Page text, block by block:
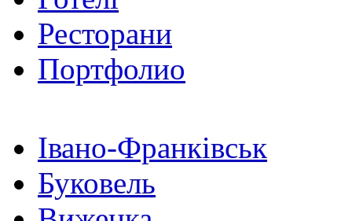
Ресторани
Портфолио
Івано-Франківськ
Буковель